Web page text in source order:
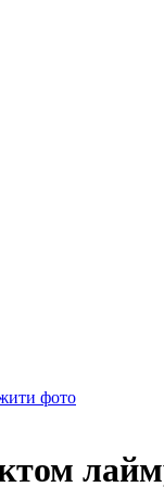
фото